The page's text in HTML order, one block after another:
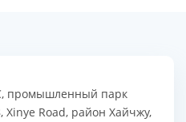
промышленный парк
Road, район Хайчжу,